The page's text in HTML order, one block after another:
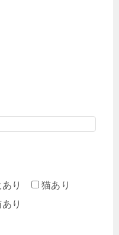
り
猫あり
り